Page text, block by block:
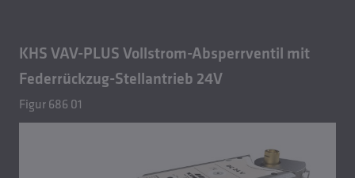
KHS VAV-PLUS Vollstrom-Absperrventil mit
Federrückzug-Stellantrieb 24V
Figur 686 01